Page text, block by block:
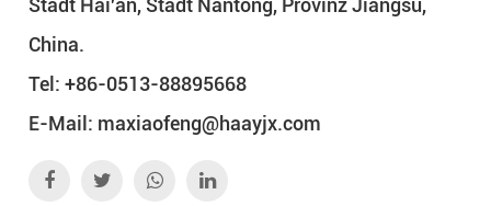
Stadt Hai'an, Stadt Nantong, Provinz Jiangsu,
China.
Tel: +86-0513-88895668
E-Mail: maxiaofeng@haayjx.com